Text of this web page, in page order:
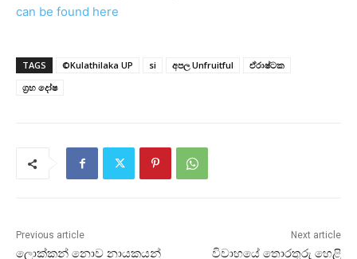
can be found here
TAGS ©Kulathilaka UP si අපල Unfruitful
ඒරාෂ්ටක
ග්‍රහ දෝෂ
Previous article
ලොක්‌කන් නොව නායකයන්
Next article
විවාහයේ තොරතුරු හෙළි